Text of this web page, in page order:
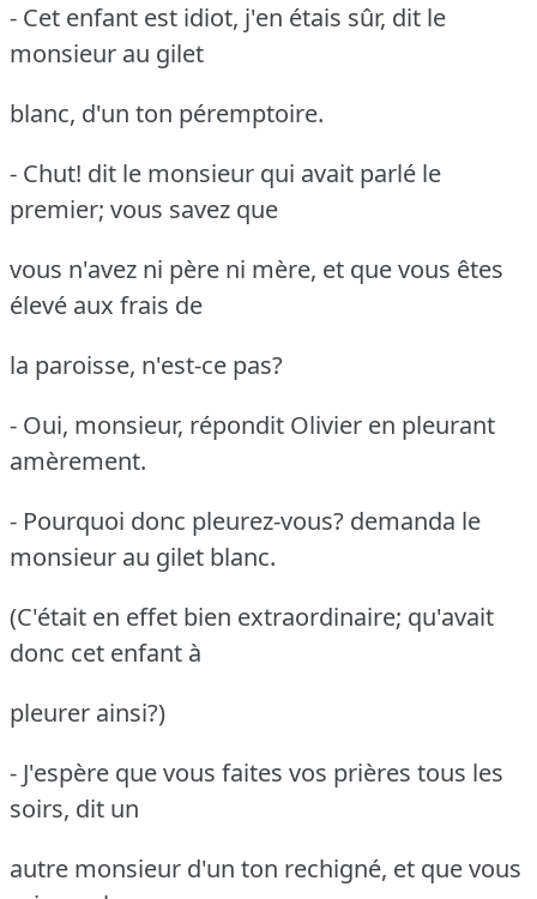
- Cet enfant est idiot, j'en étais sûr, dit le
monsieur au gilet
blanc, d'un ton péremptoire.
- Chut! dit le monsieur qui avait parlé le
premier; vous savez que
vous n'avez ni père ni mère, et que vous êtes
élevé aux frais de
la paroisse, n'est-ce pas?
- Oui, monsieur, répondit Olivier en pleurant
amèrement.
- Pourquoi donc pleurez-vous? demanda le
monsieur au gilet blanc.
(C'était en effet bien extraordinaire; qu'avait
donc cet enfant à
pleurer ainsi?)
- J'espère que vous faites vos prières tous les
soirs, dit un
autre monsieur d'un ton rechigné, et que vous